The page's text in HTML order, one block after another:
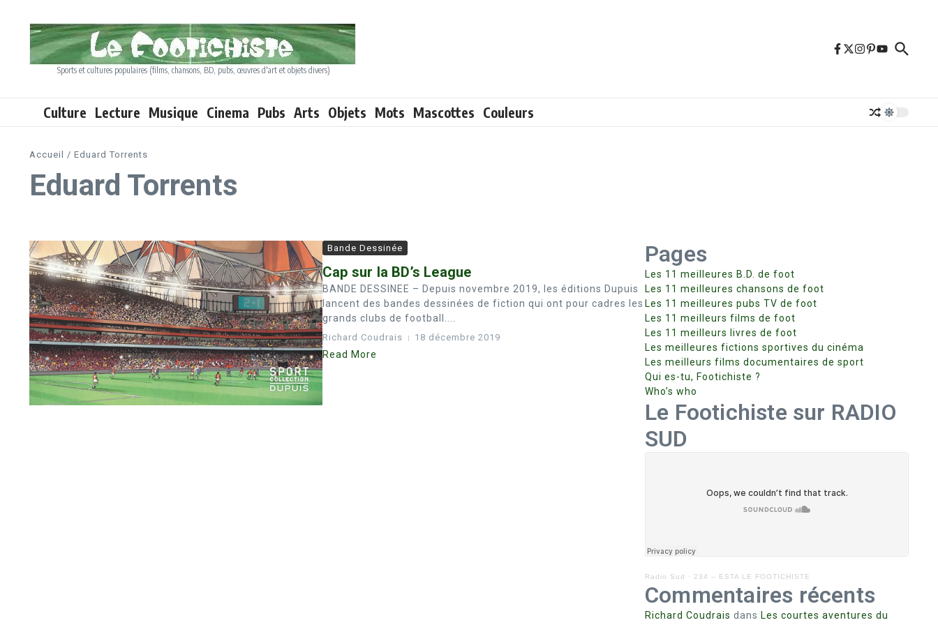
Sports et cultures populaires (films, chansons, BD, pubs, œuvres d'art et objets divers)
Culture Lecture Musique Cinema Pubs Arts Objets Mots Mascottes Couleurs
Accueil / Eduard Torrents
Eduard Torrents
Bande Dessinée
Cap sur la BD’s League
BANDE DESSINEE – Depuis novembre 2019, les éditions Dupuis
lancent des bandes dessinées de fiction qui ont pour cadres les
grands clubs de football....
Richard Coudrais 18 décembre 2019
Read More
Pages
Les 11 meilleures B.D. de foot
Les 11 meilleures chansons de foot
Les 11 meilleures pubs TV de foot
Les 11 meilleurs films de foot
Les 11 meilleurs livres de foot
Les meilleures fictions sportives du cinéma
Les meilleurs films documentaires de sport
Qui es-tu, Footichiste ?
Who’s who
Le Footichiste sur RADIO
SUD
Radio Sud · 234 – ESTA LE FOOTICHISTE
Commentaires récents
Richard Coudrais dans Les courtes aventures du